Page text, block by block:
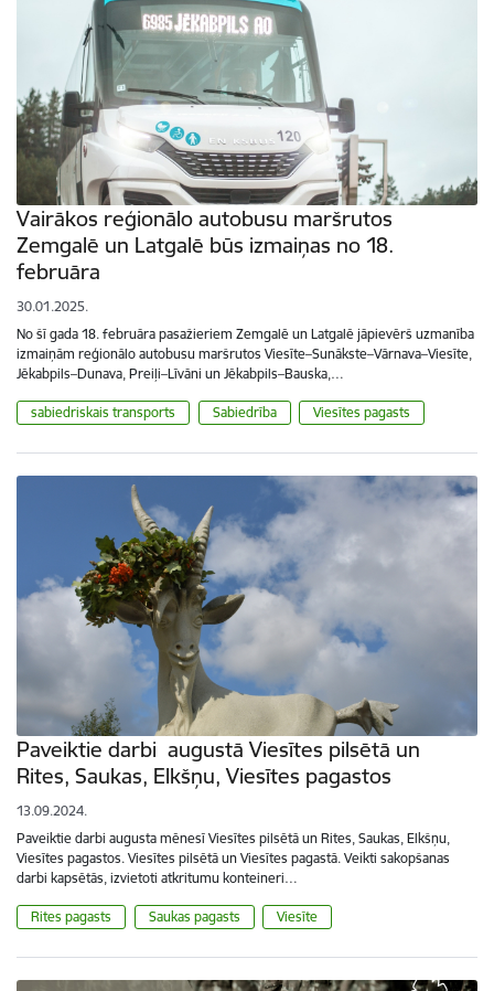
Vairākos reģionālo autobusu maršrutos
Zemgalē un Latgalē būs izmaiņas no 18.
februāra
30.01.2025.
No šī gada 18. februāra pasažieriem Zemgalē un Latgalē jāpievērš uzmanība
izmaiņām reģionālo autobusu maršrutos Viesīte–Sunākste–Vārnava–Viesīte,
Jēkabpils–Dunava, Preiļi–Līvāni un Jēkabpils–Bauska,…
sabiedriskais transports Sabiedrība Viesītes pagasts
Paveiktie darbi augustā Viesītes pilsētā un
Rites, Saukas, Elkšņu, Viesītes pagastos
13.09.2024.
Paveiktie darbi augusta mēnesī Viesītes pilsētā un Rites, Saukas, Elkšņu,
Viesītes pagastos. Viesītes pilsētā un Viesītes pagastā. Veikti sakopšanas
darbi kapsētās, izvietoti atkritumu konteineri…
Rites pagasts Saukas pagasts Viesīte